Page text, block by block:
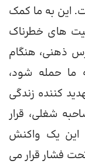
این به ما کمک
های خطرناک
ذهنی، هنگام
ما حمله شود،
کننده زندگی
شغلی، قرار
این یک واکنش
فشار قرار می